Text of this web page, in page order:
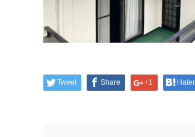
Tweet Share +1